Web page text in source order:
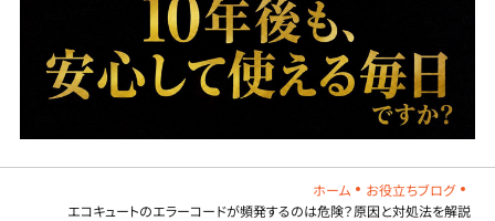
ホーム
お役立ちブログ
エコキュートのエラーコードが頻発するのは危険？原因と対処法を解説